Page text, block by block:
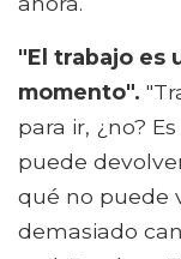
"El trabajo es
momento".
para ir, ¿no?
puede
qué no puede
demasiado